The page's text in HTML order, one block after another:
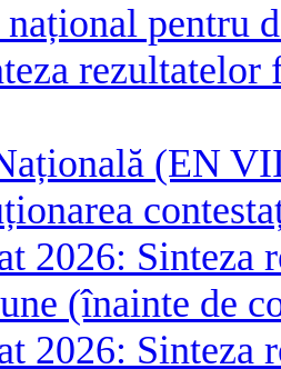
pentru
rezultatelor
(EN
2026:
(înainte de
2026: